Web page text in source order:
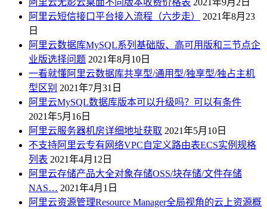
阿里云无影云桌面不同版本收费价格表 2021年9月2日
阿里云短信接口平台接入流程（六步走）
2021年8月23
日
阿里云数据库MySQL系列基础版、高可用版和三节点企
业版选择问题 2021年8月10日
一看就懂阿里云数据库共享型/通用型/独享型/独占主机
型区别 2021年7月31日
阿里云MySQL数据库版本可以升级吗？可以有条件
2021年5月16日
阿里云服务器机房详细地址获取 2021年5月10日
不支持阿里云专有网络VPC自定义路由表ECS实例规格
列表 2021年4月12日
阿里云存储产品大全对象存储OSS/块存储/文件存储
NAS… 2021年4月1日
阿里云资源管理Resource Manager全局视角的云上资源概